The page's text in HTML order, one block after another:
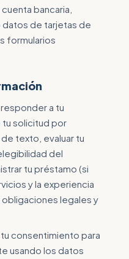
bancaria,
datos de tarjetas de
formularios
a tu
solicitud por
texto, evaluar tu
del
tu préstamo (si
y la experiencia
obligaciones legales y
consentimiento para
usando los datos